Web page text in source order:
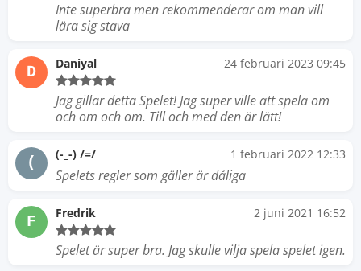
Inte superbra men rekommenderar om man vill
lära sig stava
D Daniyal 24 februari 2023 09:45
Jag gillar detta Spelet! Jag super ville att spela om
och om och om. Till och med den är lätt!
( (-_-) /=/ 1 februari 2022 12:33
Spelets regler som gäller är dåliga
F Fredrik 2 juni 2021 16:52
Spelet är super bra. Jag skulle vilja spela spelet igen.